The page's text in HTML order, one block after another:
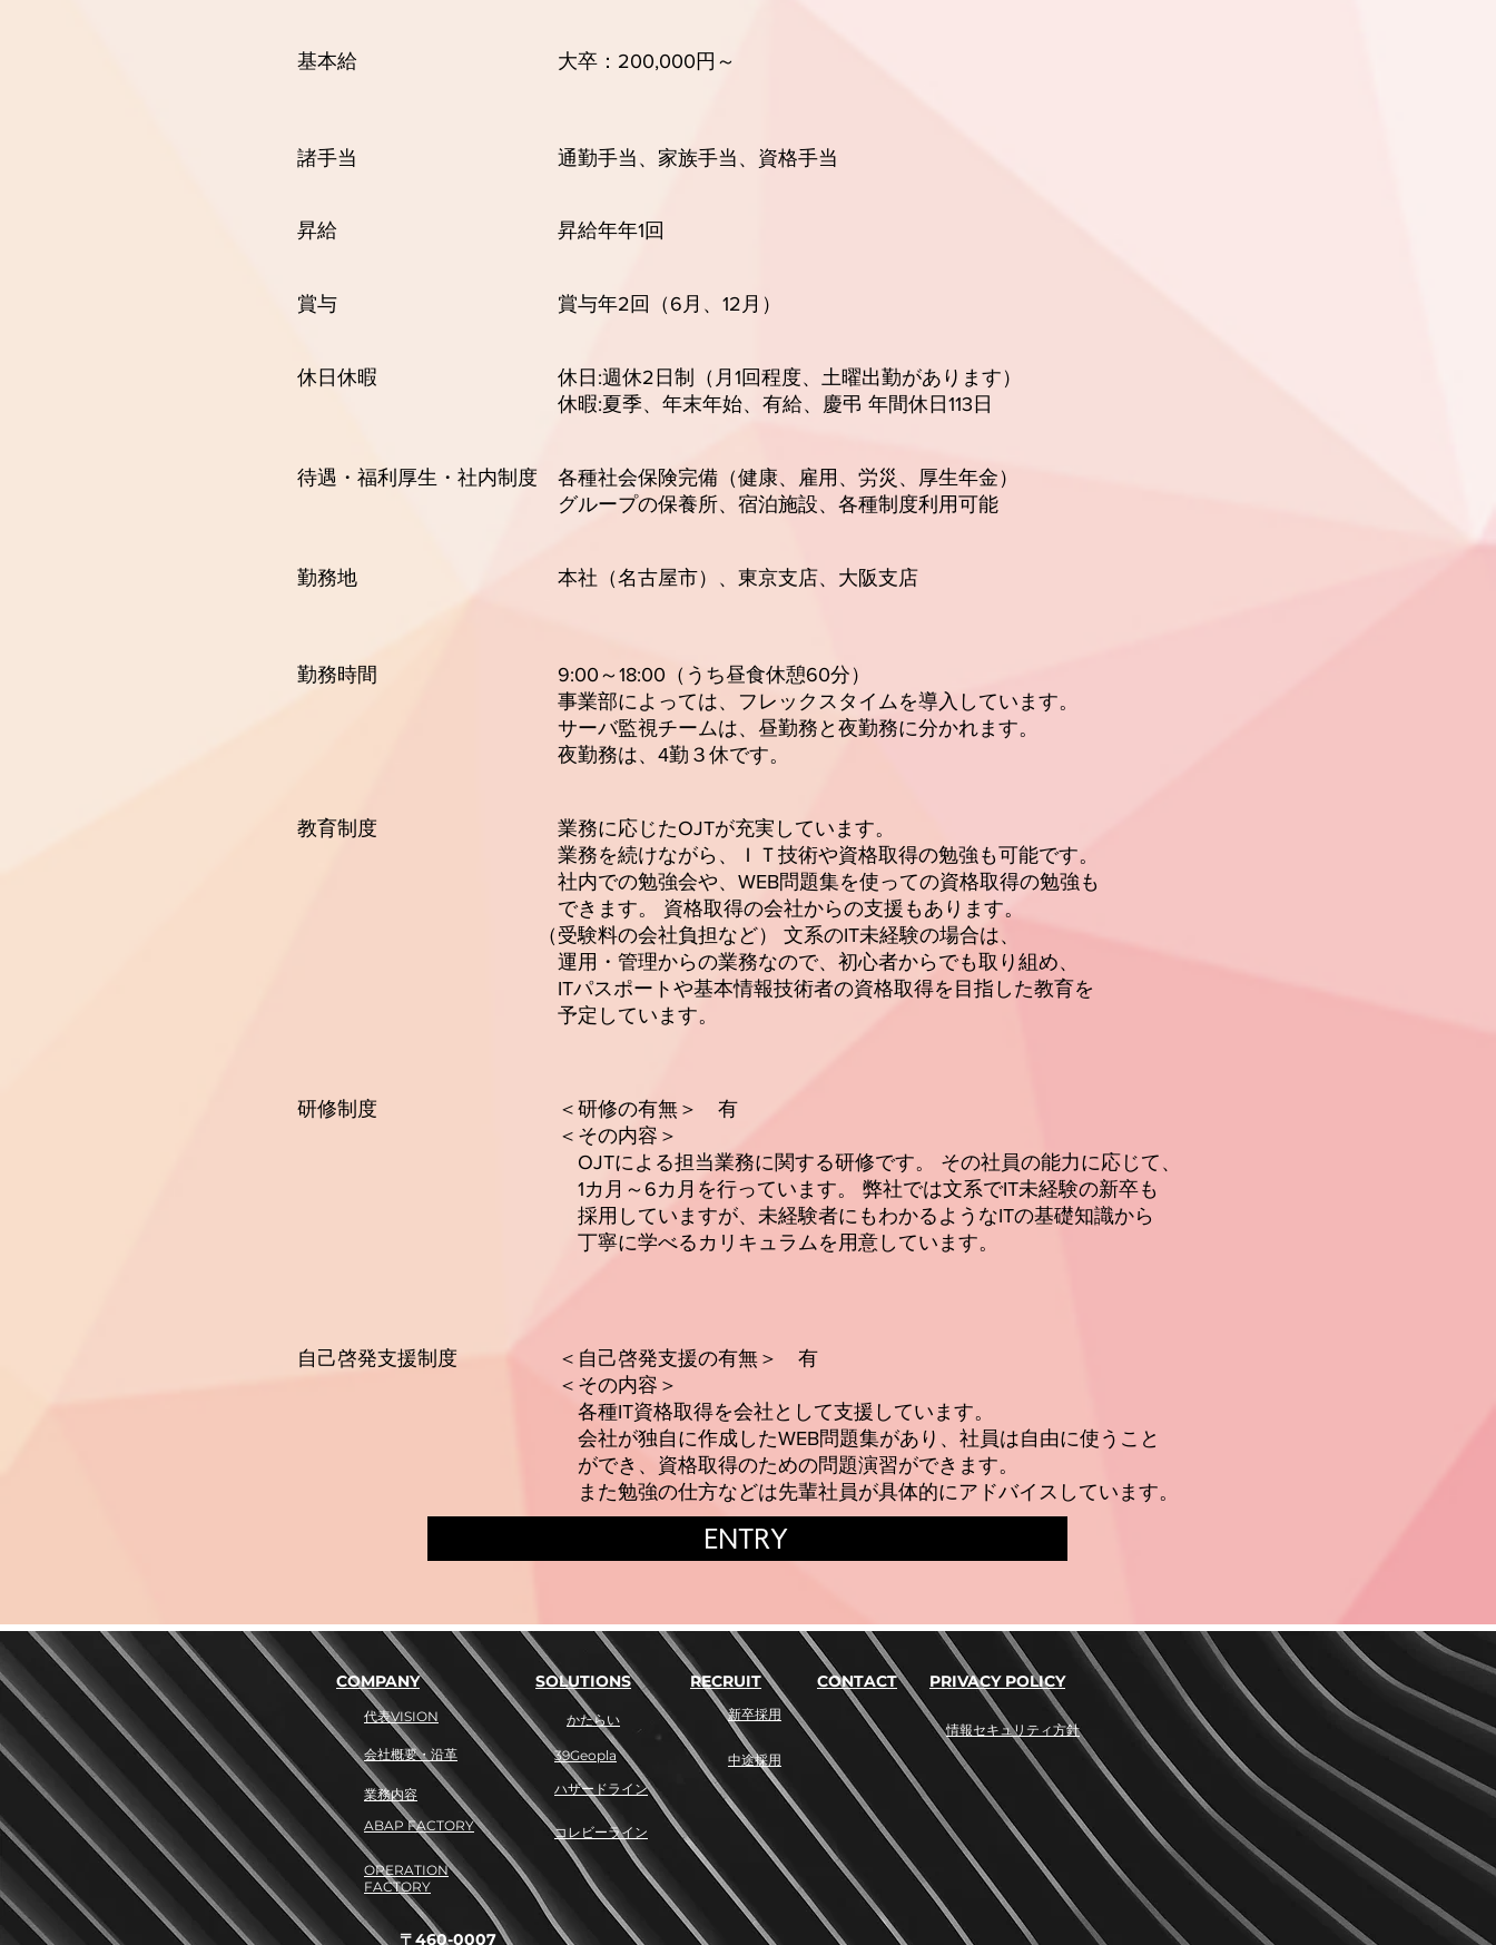
基本給 大卒：200,000円～
諸手当 通勤手当、家族手当、資格手当
昇給 昇給年年1回
賞与 賞与年2回（6月、12月）
休日休暇 休日:週休2日制（月1回程度、土曜出勤があります）
休暇:夏季、年末年始、有給、慶弔 年間休日113日
待遇・福利厚生・社内制度 各種社会保険完備（健康、雇用、労災、厚生年金）
グループの保養所、宿泊施設、各種制度利用可能
勤務地 本社（名古屋市）、東京支店、大阪支店
勤務時間 9:00～18:00（うち昼食休憩60分）
事業部によっては、フレックスタイムを導入しています。
サーバ監視チームは、昼勤務と夜勤務に分かれます。
夜勤務は、4勤３休です。
教育制度 業務に応じたOJTが充実しています。
業務を続けながら、ＩＴ技術や資格取得の勉強も可能です。
社内での勉強会や、WEB問題集を使っての資格取得の勉強も
できます。 資格取得の会社からの支援もあります。
（受験料の会社負担など） 文系のIT未経験の場合は、
運用・管理からの業務なので、初心者からでも取り組め、
ITパスポートや基本情報技術者の資格取得を目指した教育を
予定しています。
研修制度 ＜研修の有無＞ 有
＜その内容＞
OJTによる担当業務に関する研修です。 その社員の能力に応じて、
1カ月～6カ月を行っています。 弊社では文系でIT未経験の新卒も
採用していますが、未経験者にもわかるようなITの基礎知識から
丁寧に学べるカリキュラムを用意しています。
自己啓発支援制度 ＜自己啓発支援の有無＞ 有
＜その内容＞
各種IT資格取得を会社として支援しています。
会社が独自に作成したWEB問題集があり、社員は自由に使うこと
ができ、資格取得のための問題演習ができます。
また勉強の仕方などは先輩社員が具体的にアドバイスしています。
ENTRY
SOLUTIONS RECRUIT
COMPANY CONTACT PRIVACY POLICY
​代表VISION ​かたらい
​新卒採用
​情報セキュリティ方針
​会社概要・沿革
39Geopla ​中途採用
​業務内容 ​ハザードライン
ABAP FACTORY ​コレビーライン
OPERATION
FACTORY
〒460-0007